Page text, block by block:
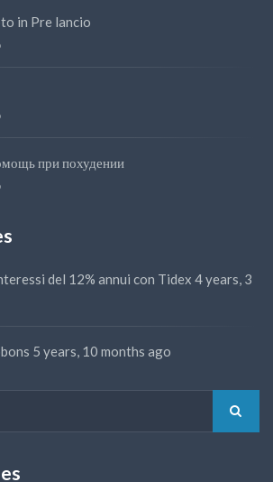
in Pre lancio
при похудении
del 12% annui con Tidex 4 years, 3
5 years, 10 months ago